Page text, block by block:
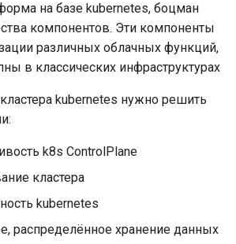
на базе kubernetes, боцман
компонентов. Эти компоненты
различных облачных функций,
в классических инфраструктурах
kubernetes нужно решить
k8s ControlPlane
кластера
kubernetes
распределённое хранение данных